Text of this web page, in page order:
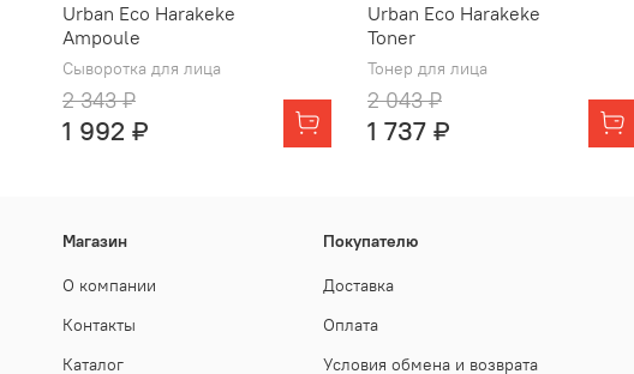
Urban Eco Harakeke
Ampoule
Сыворотка для лица
2 343 ₽
1 992 ₽
Urban Eco Harakeke
Toner
Тонер для лица
2 043 ₽
1 737 ₽
Магазин
О компании
Контакты
Каталог
Покупателю
Доставка
Оплата
Условия обмена и возврата